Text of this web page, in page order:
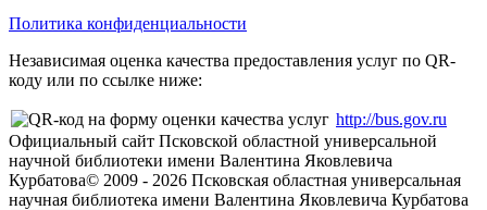
Политика конфиденциальности
Независимая оценка качества предоставления услуг по QR-
коду или по ссылке ниже:
http://bus.gov.ru
Официальный сайт Псковской областной универсальной
научной библиотеки имени Валентина Яковлевича
Курбатова© 2009 - 2026 Псковская областная универсальная
научная библиотека имени Валентина Яковлевича Курбатова